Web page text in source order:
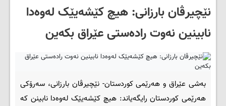
نێچیرڤان بارزانی: هیچ كێشەیێک لەوەدا
نابینین نەوت رادەستی عێراق بكەین
بەشی عێراق و هەرێمی کوردستان- نێچیرڤان بارزانی، سەرۆكی
هەرێمی كوردستان رایگەیاند: هیچ كێشەیێک لەوەدا نابینن كە